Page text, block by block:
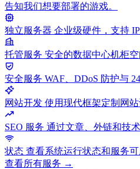
告知我们想要部署的游戏。
独立服务器 企业级硬件，支持
托管服务 安全的数据中心机柜空
安全服务 WAF、DDoS 防护与
网站开发 使用现代框架定制网
SEO 服务 通过文章、外链和技
状态 查看系统运行状态和服务
查看所有服务 →